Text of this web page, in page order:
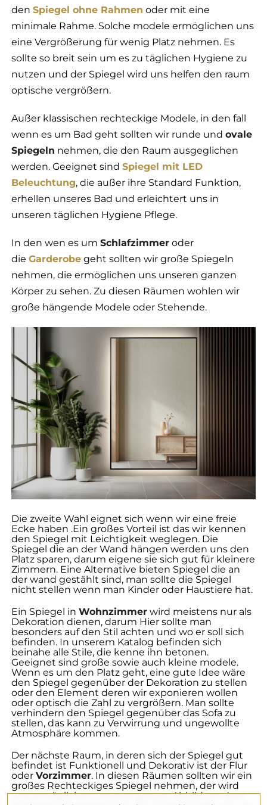
denSpiegel ohne Rahmen oder mit eine
minimale Rahme. Solche modele ermöglichen uns
eine Vergrößerung für wenig Platz nehmen. Es
sollte so breit sein um es zu täglichen Hygiene zu
nutzen und der Spiegel wird uns helfen den raum
optische vergrößern.
Außer klassischen rechteckige Modele, in den fall
wenn es um Bad geht sollten wir runde undovale
Spiegeln nehmen, die den Raum ausgeglichen
werden. Geeignet sindSpiegel mit LED
Beleuchtung, die außer ihre Standard Funktion,
erhellen unseres Bad und erleichtert uns in
unseren täglichen Hygiene Pflege.
In den wen es umSchlafzimmer oder
dieGarderobe geht sollten wir große Spiegeln
nehmen, die ermöglichen uns unseren ganzen
Körper zu sehen. Zu diesen Räumen wohlen wir
große hängende Modele oder Stehende.
Die zweite Wahl eignet sich wenn wir eine freie
Ecke haben .Ein großes Vorteil ist das wir kennen
den Spiegel mit Leichtigkeit weglegen. Die
Spiegel die an der Wand hängen werden uns den
Platz sparen, darum eigene sie sich gut für kleinere
Zimmern. Eine Alternative bieten Spiegel die an
der wand gestählt sind, man sollte die Spiegel
nicht stellen wenn man Kinder oder Haustiere hat.
Ein Spiegel inWohnzimmer wird meistens nur als
Dekoration dienen, darum Hier sollte man
besonders auf den Stil achten und wo er soll sich
befinden. In unserem Katalog befinden sich
beinahe alle Stile, die kenne ihn betonen.
Geeignet sind große sowie auch kleine modele.
Wenn es um den Platz geht, eine gute Idee wäre
den Spiegel gegenüber der Dekoration zu stellen
oder den Element deren wir exponieren wollen
oder optisch die Zahl zu vergrößern. Man sollte
verhindern den Spiegel gegenüber das Sofa zu
stellen, das kann zu Verwirrung und ungewollte
Atmosphäre kommen.
Der nächste Raum, in deren sich der Spiegel gut
befindet ist Funktionell und Dekorativ ist der Flur
oderVorzimmer. In diesen Räumen sollten wir ein
großes Rechteckiges Spiegel nehmen, der wird
uns ermöglichen unseres ganzes Abbild vor dem